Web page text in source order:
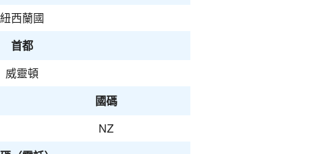
紐西蘭國
首都
威靈頓
國碼
NZ